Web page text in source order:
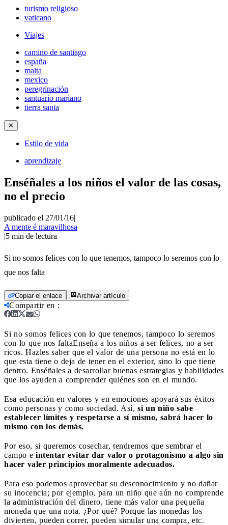
turismo religioso
vaticano
Viajes
camino de santiago
españa
malta
mexico
peregrinación
santuario mariano
tierra santa
✕
Estilo de vida
aprendizaje
Enséñales a los niños el valor de las cosas,
no el precio
publicado el 27/01/16|
A mente é maravilhosa
|5 min de lectura
Si no somos felices con lo que tenemos, tampoco lo seremos con lo
que nos falta
Copiar el enlace Archivar artículo
Compartir en :
Si no somos felices con lo que tenemos, tampoco lo seremos
con lo que nos faltaEnseña a los niños a ser felices, no a ser
ricos. Hazles saber que el valor de una persona no está en lo
que esta tiene o deja de tener en el exterior, sino lo que tiene
dentro. Enséñales a desarrollar buenas estrategias y habilidades
que los ayuden a comprender quiénes son en el mundo.
Esa educación en valores y en emociones apoyará sus éxitos
como personas y como sociedad. Así, si un niño sabe
establecer límites y respetarse a sí mismo, sabrá hacer lo
mismo con los demás.
Por eso, si queremos cosechar, tendremos que sembrar el
campo e intentar evitar dar valor o protagonismo a algo sin
hacer valer principios moralmente adecuados.
Para eso podemos aprovechar su desconocimiento y no dañar
su inocencia; por ejemplo, para un niño que aún no comprende
la administración del dinero, tiene más valor una pequeña
moneda que una nota. ¿Por qué? Porque las monedas los
divierten, pueden correr, pueden simular una compra, etc.